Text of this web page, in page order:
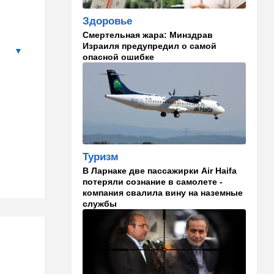
09:15 В мире
Муравейник без самцов и
рабочих: ученые нашли
"общество одних королев"
Недвижимость
Налог на аренду в Израиле:
что обязан знать каждый
владелец квартиры
09:01 В мире
Скандальная публикация
WP: один вопрос Трампа
поставил Хегсета в крайне
неудобное положение
Точка вкуса
Средиземноморская диета
оказалась полезна не только
для сердца
Здоровье
Смертельная жара: Минздрав
Израиля предупредил о самой
опасной ошибке
Туризм
В Ларнаке две пассажирки Air Haifa
потеряли сознание в самолете -
компания свалила вину на наземные
службы